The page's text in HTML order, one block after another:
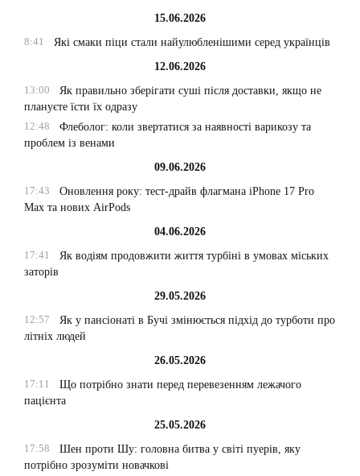
15.06.2026
8:41
Які смаки піци стали найулюбленішими серед українців
12.06.2026
13:00
Як правильно зберігати суші після доставки, якщо не
плануєте їсти їх одразу
12:48
Флеболог: коли звертатися за наявності варикозу та
проблем із венами
09.06.2026
17:43
Оновлення року: тест-драйв флагмана iPhone 17 Pro
Max та нових AirPods
04.06.2026
17:41
Як водіям продовжити життя турбіні в умовах міських
заторів
29.05.2026
12:57
Як у пансіонаті в Бучі змінюється підхід до турботи про
літніх людей
26.05.2026
17:11
Що потрібно знати перед перевезенням лежачого
пацієнта
25.05.2026
17:58
Шен проти Шу: головна битва у світі пуерів, яку
потрібно зрозуміти новачкові